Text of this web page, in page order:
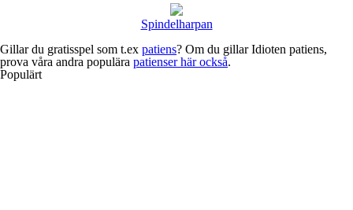
Spindelharpan
Gillar du gratisspel som t.ex patiens? Om du gillar Idioten patiens,
prova våra andra populära patienser här också.
Populärt